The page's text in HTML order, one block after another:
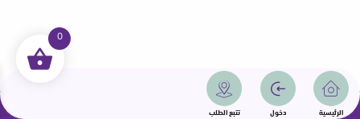
الرئيسية دخول تتبع الطلب
جميع الحقوق محفوظة | سمامة 2025 | دولة قطر
0